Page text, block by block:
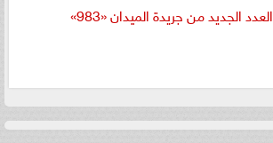
العدد الجديد من جريدة الميدان «983»